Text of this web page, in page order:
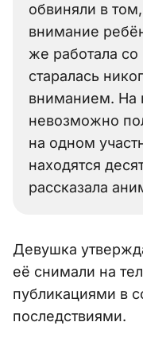
обвиняли в
внимание
же работала
старалась
вниманием. На
невозможно
на одном
находятся
рассказала
Девушка
её снимали на
публикациями в
последствиями.